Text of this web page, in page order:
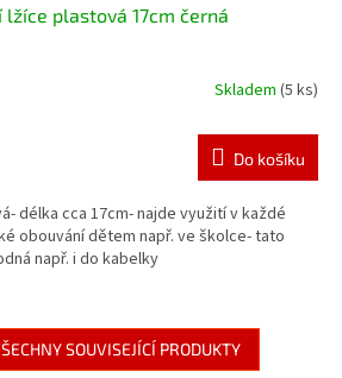
lžíce plastová 17cm černá
Skladem (5 ks)
Do košíku
délka cca 17cm- najde využití v každé
obouvání dětem např. ve školce- tato
např. i do kabelky
SOUVISEJÍCÍ PRODUKTY